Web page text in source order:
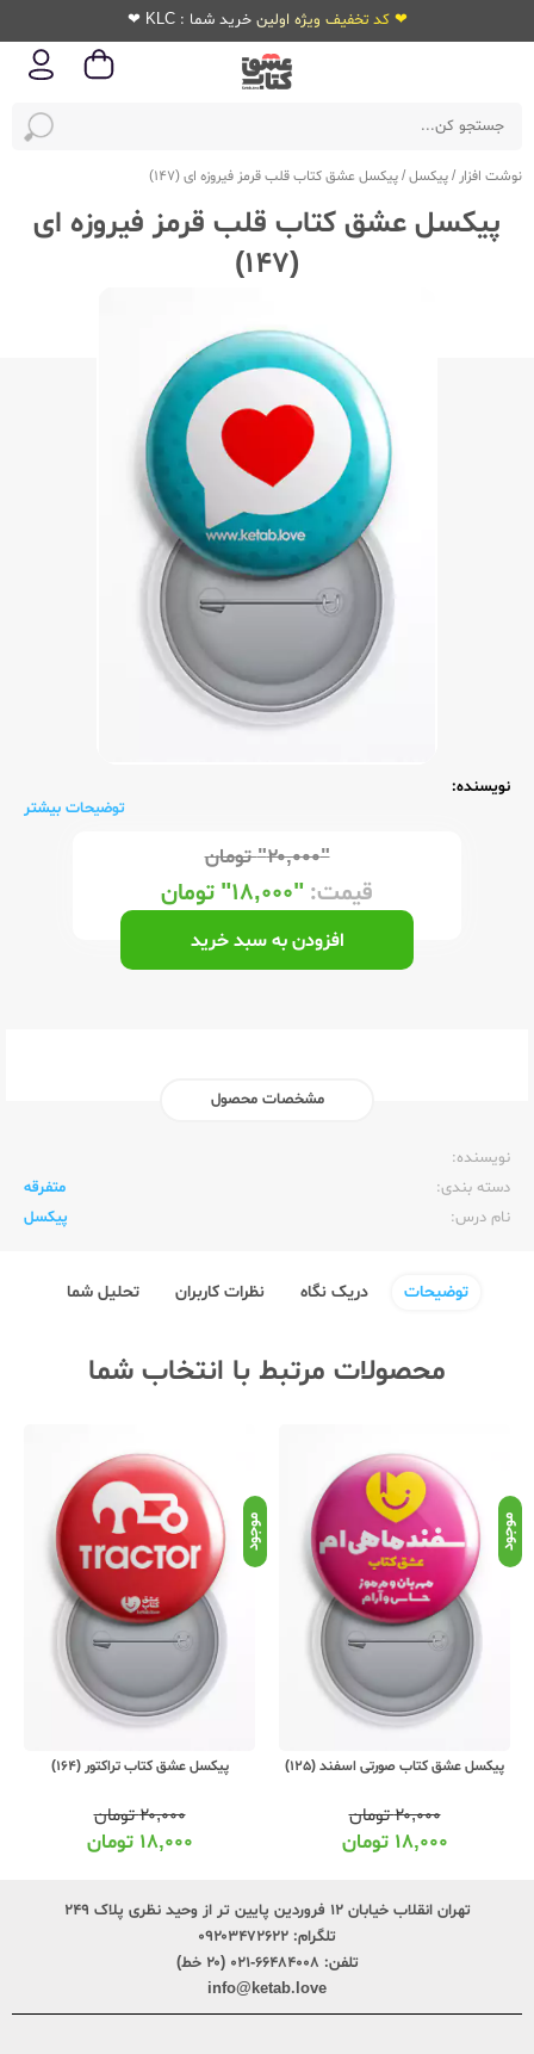
❤ کد تخفیف ویژه اولین خرید شما : KLC ❤
نوشت افزار /پیکسل/پیکسل عشق کتاب قلب قرمز فیروزه ای (147)
پیکسل عشق کتاب قلب قرمز فیروزه ای
(147)
نویسنده:
توضیحات بیشتر
"۲۰,۰۰۰" تومان
قیمت: "۱۸,۰۰۰" تومان
افزودن به سبد خرید
مشخصات محصول
نویسنده:‌
دسته بندی:
متفرقه
نام درس:
پیکسل
توضیحات دریک نگاه نظرات کاربران تحلیل شما
محصولات مرتبط با انتخاب شما
موجود
پیکسل عشق کتاب تراکتور (164)
۲۰,۰۰۰تومان
۱۸,۰۰۰ تومان
موجود
پیکسل عشق کتاب شروع رویا (163)
۲۰,۰۰۰تومان
۱۸,۰۰۰ تومان
تهران انقلاب خیابان ۱۲ فروردین پایین تر از وحید نظری پلاک ۲۴۹
تلگرام: ۰۹۲۰۳۴۷۲۶۲۲
تلفن: ۶۶۴۸۴۰۰۸-۰۲۱ (۲۰ خط)
info@ketab.love